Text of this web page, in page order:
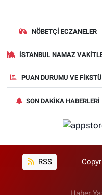
NÖBETÇI ECZANELER
İSTANBUL NAMAZ
PUAN DURUMU VE
SON DAKIKA HABERLERI
RSS